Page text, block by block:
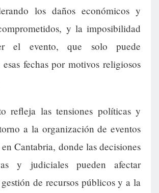
los daños económicos y
y la imposibilidad
el evento, que solo puede
fechas por motivos religiosos
refleja las tensiones políticas y
a la organización de eventos
Cantabria, donde las decisiones
y judiciales pueden afectar
de recursos públicos y a la